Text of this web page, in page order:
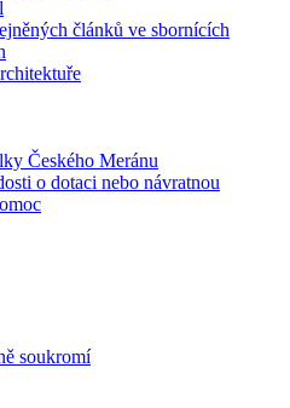
článků ve sbornících
Českého Meránu
o dotaci nebo návratnou
soukromí